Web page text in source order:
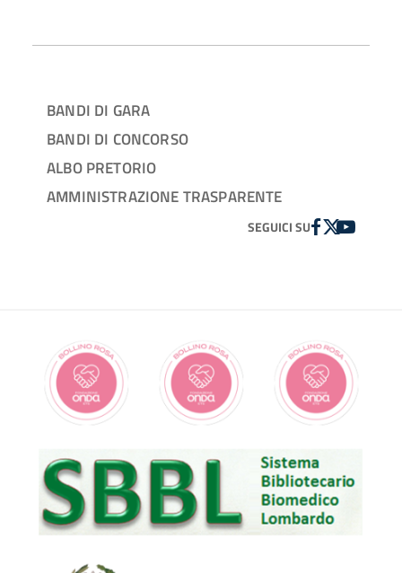
BANDI DI GARA
BANDI DI CONCORSO
ALBO PRETORIO
AMMINISTRAZIONE TRASPARENTE
SEGUICI SUFACEBOOK
TWITTER
YOUTUBE